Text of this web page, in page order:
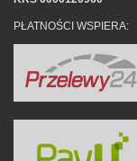
PŁATNOŚCI WSPIERA: